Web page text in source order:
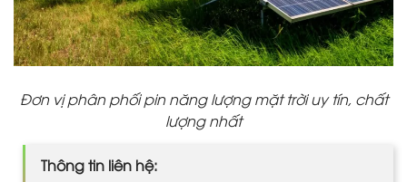
Đơn vị phân phối pin năng lượng mặt trời uy tín, chất
lượng nhất
Thông tin liên hệ: